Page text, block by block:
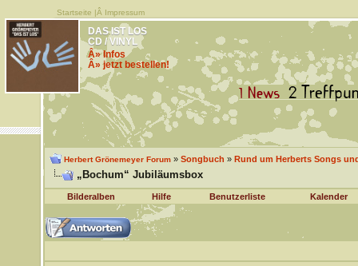
Startseite |Â Impressum
DAS IST LOS
CD / VINYL
Â» Infos
Â» jetzt bestellen!
Herbert Grönemeyer Forum» Songbuch » Rund um Herberts Songs
„Bochum“ Jubiläumsbox
Bilderalben Hilfe Benutzerliste Kalender